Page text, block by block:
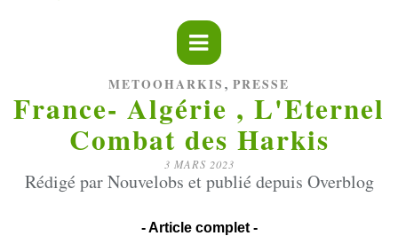
METOOHARKIS , PRESSE
France- Algérie , L'Eternel
Combat des Harkis
3 MARS 2023
Rédigé par Nouvelobs et publié depuis Overblog
- Article complet -